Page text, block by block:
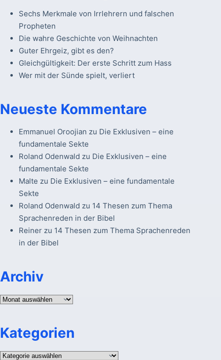
Sechs Merkmale von Irrlehrern und falschen
Propheten
Die wahre Geschichte von Weihnachten
Guter Ehrgeiz, gibt es den?
Gleichgültigkeit: Der erste Schritt zum Hass
Wer mit der Sünde spielt, verliert
Neueste Kommentare
Emmanuel Oroojian zu Die Exklusiven – eine
fundamentale Sekte
Roland Odenwald zu Die Exklusiven – eine
fundamentale Sekte
Malte zu Die Exklusiven – eine fundamentale
Sekte
Roland Odenwald zu 14 Thesen zum Thema
Sprachenreden in der Bibel
Reinerzu 14 Thesen zum Thema Sprachenreden
in der Bibel
Archiv
Archiv
Kategorien
Kategorien